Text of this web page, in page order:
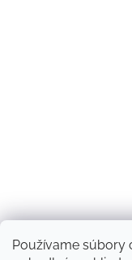
Používame súbory